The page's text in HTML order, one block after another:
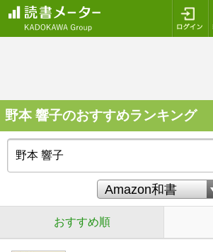
野本 響子のおすすめランキング
おすすめ順